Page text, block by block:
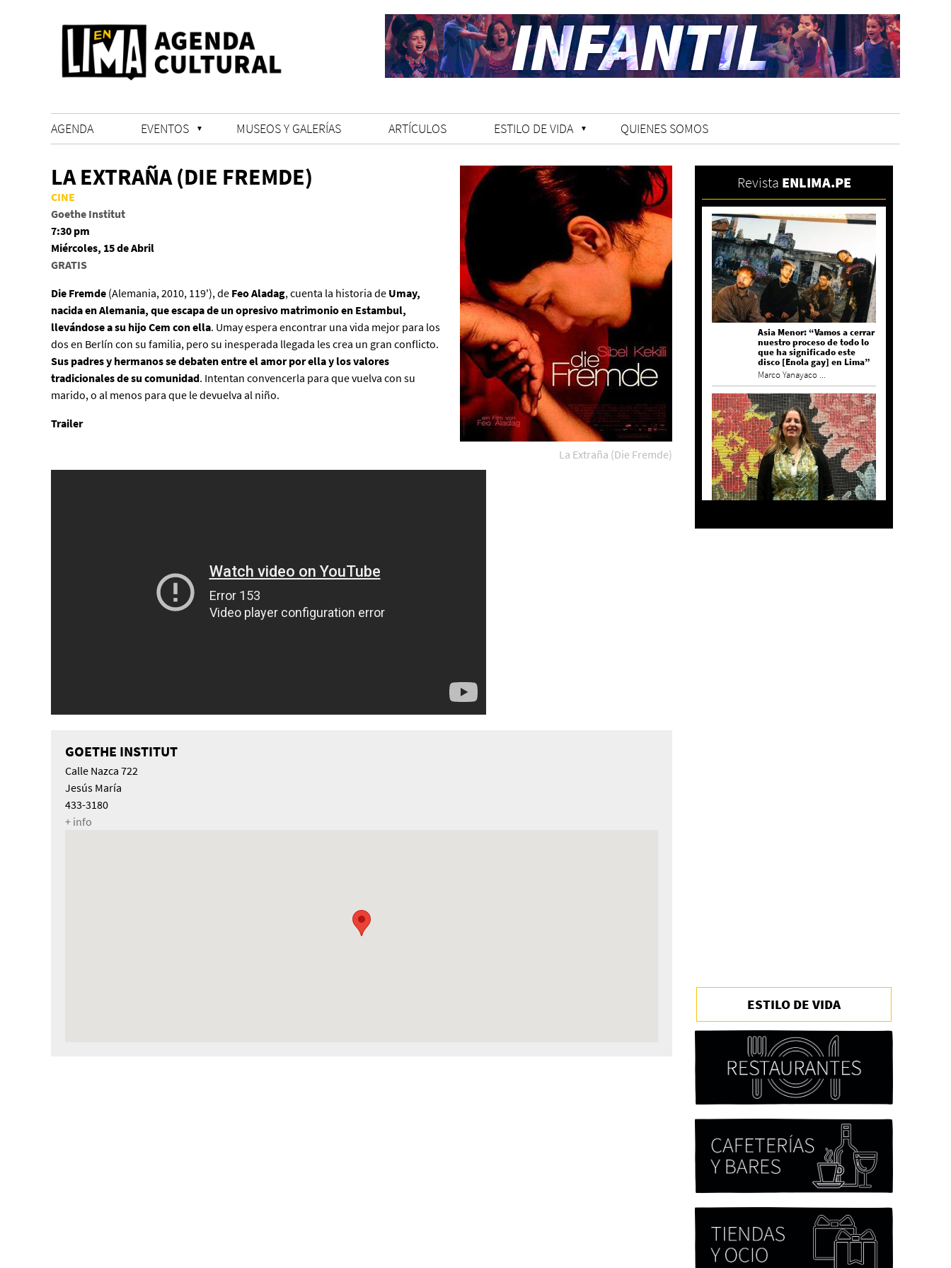
AGENDA EVENTOS MUSEOS Y GALERÍAS ARTÍCULOS ESTILO DE VIDA QUIENES SOMOS
LA EXTRAÑA (DIE FREMDE)
La Extraña (Die Fremde)
CINE
Goethe Institut
7:30 pm
Miércoles, 15 de Abril
GRATIS
Die Fremde (Alemania, 2010, 119'), de Feo Aladag, cuenta la historia de Umay,
nacida en Alemania, que escapa de un opresivo matrimonio en Estambul,
llevándose a su hijo Cem con ella. Umay espera encontrar una vida mejor para los
dos en Berlín con su familia, pero su inesperada llegada les crea un gran conflicto.
Sus padres y hermanos se debaten entre el amor por ella y los valores
tradicionales de su comunidad. Intentan convencerla para que vuelva con su
marido, o al menos para que le devuelva al niño.
Trailer
GOETHE INSTITUT
Calle Nazca 722
Jesús María
433-3180
+ info
Revista ENLIMA.PE
Asia Menor: “Vamos a cerrar
nuestro proceso de todo lo
que ha significado este
disco [Enola gay] en Lima”
Marco Yanayaco ...
país es Milei”
Chicas tristes de Fernanda
Tovar
Paloma Pulisci
Eva Valero Juan: "Una
mirada que construía un
universo donde lo único
importante eran los amigos
y la literatura"
Martín Carrasco
ESTILO DE VIDA